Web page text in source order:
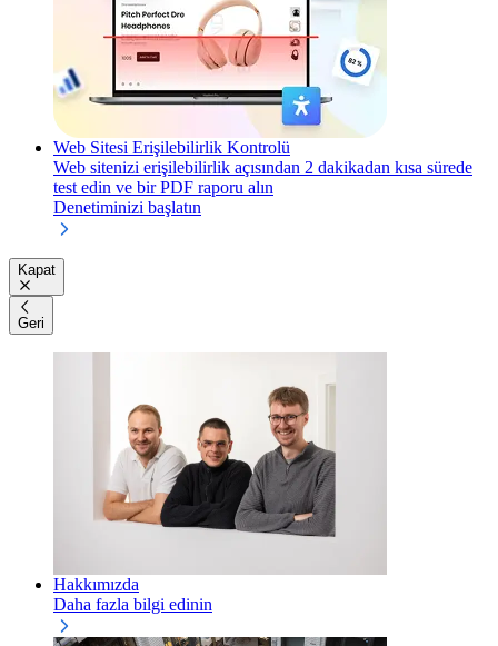
Web Sitesi Erişilebilirlik Kontrolü
Web sitenizi erişilebilirlik açısından 2 dakikadan kısa sürede
test edin ve bir PDF raporu alın
Denetiminizi başlatın
Kapat
Geri
Hakkımızda
Daha fazla bilgi edinin